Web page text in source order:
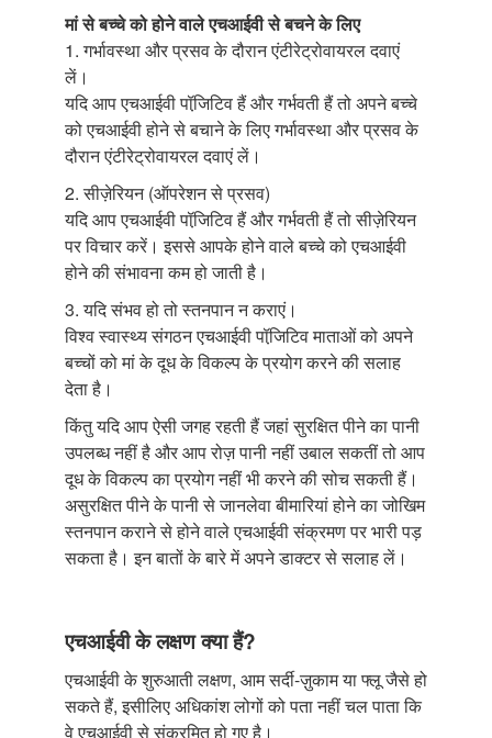
मां से बच्चे को होने वाले एचआईवी से बचने के लिए
1. गर्भावस्था और प्रसव के दौरान एंटीरेट्रोवायरल दवाएं
लें।
यदि आप एचआईवी पॉजि़टिव हैं और गर्भवती हैं तो अपने बच्चे
को एचआईवी होने से बचाने के लिए गर्भावस्था और प्रसव के
दौरान एंटीरेट्रोवायरल दवाएं लें।
2. सीज़ेरियन (ऑपरेशन से प्रसव)
यदि आप एचआईवी पॉजि़टिव हैं और गर्भवती हैं तो सीज़ेरियन
पर विचार करें। इससे आपके होने वाले बच्चे को एचआईवी
होने की संभावना कम हो जाती है।
3. यदि संभव हो तो स्तनपान न कराएं।
विश्व स्वास्थ्य संगठन एचआईवी पॉजि़टिव माताओं को अपने
बच्चों को मां के दूध के विकल्प के प्रयोग करने की सलाह
देता है।
किंतु यदि आप ऐसी जगह रहती हैं जहां सुरक्षित पीने का पानी
उपलब्ध नहीं है और आप रोज़ पानी नहीं उबाल सकतीं तो आप
दूध के विकल्प का प्रयोग नहीं भी करने की सोच सकती हैं।
असुरक्षित पीने के पानी से जानलेवा बीमारियां होने का जोखिम
स्तनपान कराने से होने वाले एचआईवी संक्रमण पर भारी पड़
सकता है। इन बातों के बारे में अपने डाक्टर से सलाह लें।
एचआईवी के लक्षण क्या हैं?
एचआईवी के शुरुआती लक्षण, आम सर्दी-ज़ुकाम या फ्लू जैसे हो
सकते हैं, इसीलिए अधिकांश लोगों को पता नहीं चल पाता कि
वे एचआईवी से संक्रमित हो गए है।